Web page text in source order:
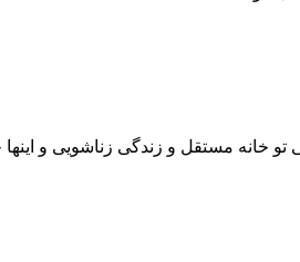
مستقل و زندگی زناشویی و اینها